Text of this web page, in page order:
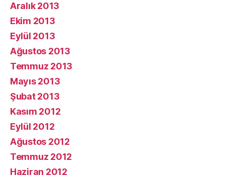
Aralık 2013
Ekim 2013
Eylül 2013
Ağustos 2013
Temmuz 2013
Mayıs 2013
Şubat 2013
Kasım 2012
Eylül 2012
Ağustos 2012
Temmuz 2012
Haziran 2012